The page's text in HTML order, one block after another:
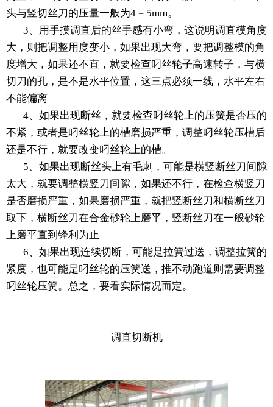
头与竖切丝刀的压量一般为4－5mm。
3、用手摸调直后的丝手感有小弯，这说明调直模角度
大，则把调整用度变小，如果出现大弯，要把调整模的角
度增大，如果还不直，就要检查叼丝轮子高速转子，与横
切刀的孔，是不是水平位置，这三点必须一线，水平左右
不能偏离
4、如果出现断丝，就要检查叼丝轮上的压簧是否压的
不紧，或者是叼丝轮上的槽磨损严重，调整叼丝轮压槽后
还是不行，就要改变叼丝轮上的槽。
5、如果出现断丝头上有毛刺，可能是横竖断丝刀间隙
太大，就要调整横竖刀间隙，如果还不行，在检查横竖刀
是否磨损严重，如果磨损严重，就把竖断丝刀和横断丝刀
取下，横断丝刀在合金砂轮上磨平，竖断丝刀在一般砂轮
上磨平直到锋利为止
6、如果出现连续切断，可能是拉簧过送，调整拉簧的
紧度，也可能是叼丝轮的压簧送，推不动跑道则需要调整
叼丝轮压簧。总之，要看实际情况而定。
调直切断机